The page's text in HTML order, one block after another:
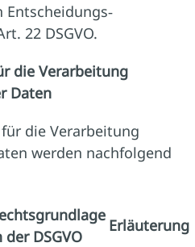
22 DSGVO.
die Verarbeitung
Daten
die Verarbeitung
werden nachfolgend
der DSGVO
Erläuterung